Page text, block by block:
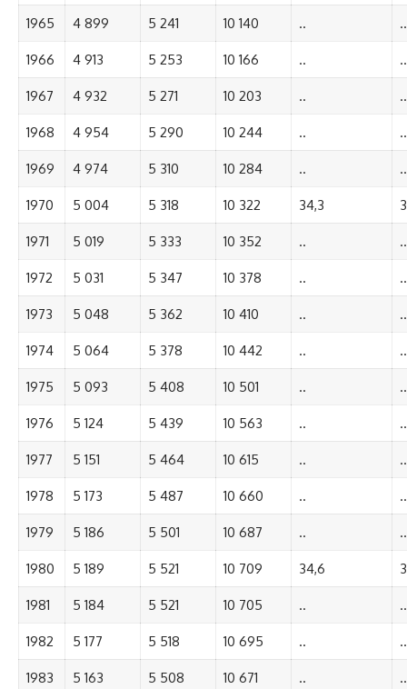
1965 4 899 5 241 10 140 .. ..
1966 4 913 5 253 10 166 .. ..
1967 4 932 5 271 10 203 .. ..
1968 4 954 5 290 10 244 .. ..
1969 4 974 5 310 10 284 .. ..
1970 5 004 5 318 10 322 34,3
1971 5 019 5 333 10 352 .. ..
1972 5 031 5 347 10 378 .. ..
1973 5 048 5 362 10 410 .. ..
1974 5 064 5 378 10 442 .. ..
1975 5 093 5 408 10 501 .. ..
1976 5 124 5 439 10 563 .. ..
1977 5 151 5 464 10 615 .. ..
1978 5 173 5 487 10 660 .. ..
1979 5 186 5 501 10 687 .. ..
1980 5 189 5 521 10 709 34,6
1981 5 184 5 521 10 705 .. ..
1982 5 177 5 518 10 695 .. ..
1983 5 163 5 508 10 671 .. ..